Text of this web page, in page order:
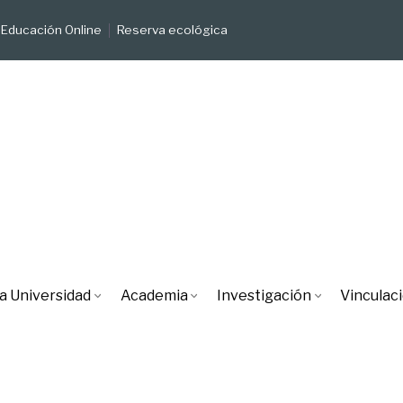
Educación Online Reserva ecológica
Universidad Academia Investigación